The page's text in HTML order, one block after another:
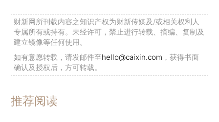
财新网所刊载内容之知识产权为财新传媒及/或相关权利人
专属所有或持有。未经许可，禁止进行转载、摘编、复制及
建立镜像等任何使用。
如有意愿转载，请发邮件至hello@caixin.com ，获得书面
确认及授权后，方可转载。
推荐阅读